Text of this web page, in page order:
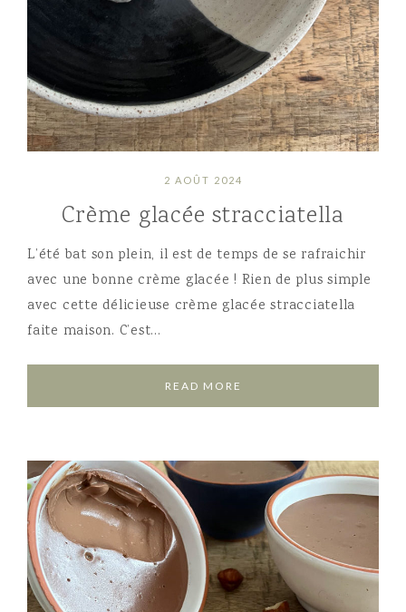
2 AOÛT 2024
Crème glacée stracciatella
L’été bat son plein, il est de temps de se rafraichir
avec une bonne crème glacée ! Rien de plus simple
avec cette délicieuse crème glacée stracciatella
faite maison. C’est…
READ MORE